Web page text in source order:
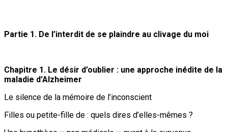
Partie 1. De l’interdit de se plaindre au clivage du moi
Chapitre 1. Le désir d’oublier : une approche inédite de la
maladie d’Alzheimer
Le silence de la mémoire de l’inconscient
Filles ou petite-fille de : quels dires d’elles-mêmes ?